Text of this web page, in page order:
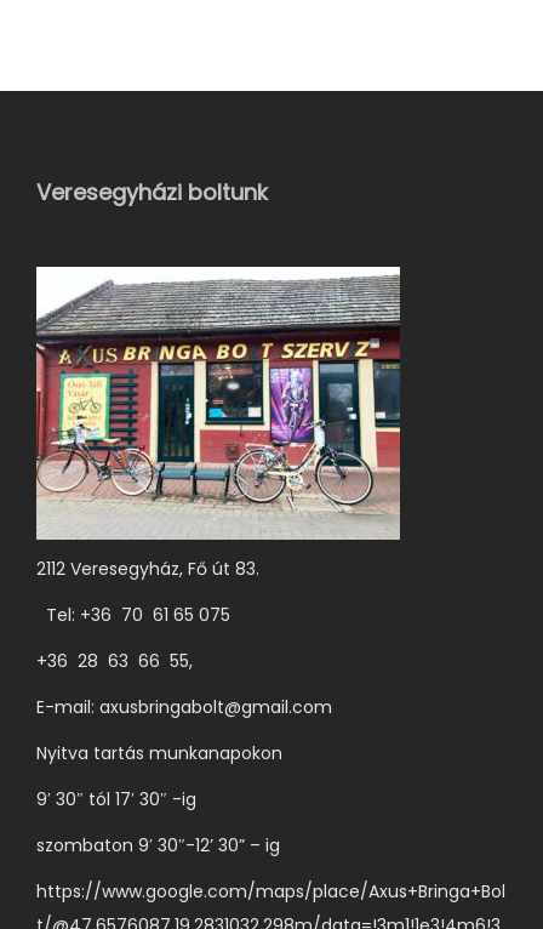
Veresegyházi boltunk
2112 Veresegyház, Fő út 83.
Tel: +36 70 61 65 075
+36 28 63 66 55,
E-mail: axusbringabolt@gmail.com
Nyitva tartás munkanapokon
9′ 30″ tól 17′ 30″ -ig
szombaton 9′ 30″-12’ 30” – ig
https://www.google.com/maps/place/Axus+Bringa+Bol